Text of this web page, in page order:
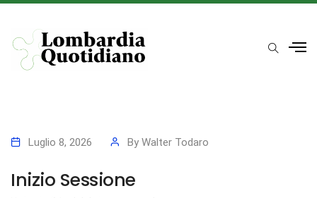
Luglio 8, 2026 By Walter Todaro
Inizio Sessione